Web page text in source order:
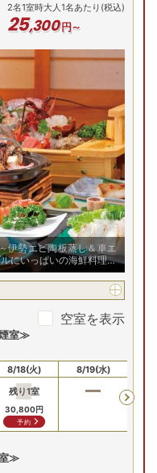
2名1室時大人1名あたり(税込)
25,300円～
伊勢エビ陶板蒸し＆車エ
にいっぱいの海鮮料理を
空室を表示
室≫
8/18(火)
残り1室
30,800円
予約
8/19(水)
≫